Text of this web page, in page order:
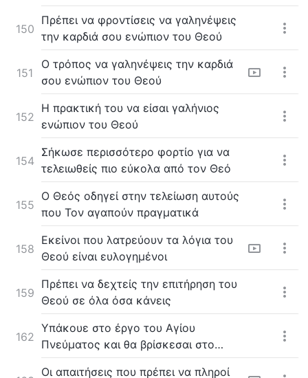
150
Πρέπει να φροντίσεις να γαληνέψεις
την καρδιά σου ενώπιον του Θεού
151
Ο τρόπος να γαληνέψεις την καρδιά
σου ενώπιον του Θεού
152
H πρακτική του να είσαι γαλήνιος
ενώπιον του Θεού
154
Σήκωσε περισσότερο φορτίο για να
τελειωθείς πιο εύκολα από τον Θεό
155
Ο Θεός οδηγεί στην τελείωση αυτούς
που Τον αγαπούν πραγματικά
158
Εκείνοι που λατρεύουν τα λόγια του
Θεού είναι ευλογημένοι
159
Πρέπει να δεχτείς την επιτήρηση του
Θεού σε όλα όσα κάνεις
162
Υπάκουε στο έργο του Αγίου
Πνεύματος και θα βρίσκεσαι στο
μονοπάτι προς την τελείωση
Οι απαιτήσεις που πρέπει να πληροί